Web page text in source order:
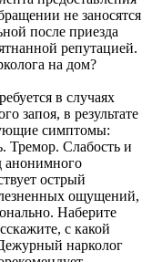
не заносятся
после приезда
репутацией.
на дом?
в случаях
запоя, в результате
симптомы:
Тремор. Слабость и
анонимного
острый
ощущений,
Наберите
с какой
нарколог